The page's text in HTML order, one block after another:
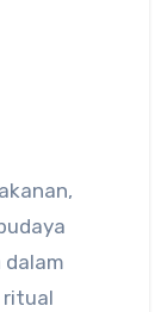
dalam
ritual